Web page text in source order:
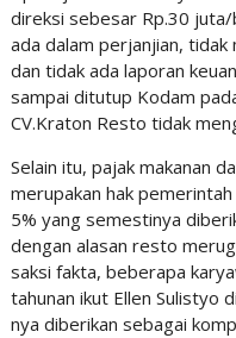
direksi sebesar Rp.30 juta/
ada dalam perjanjian, tidak
dan tidak ada laporan
sampai ditutup Kodam
CV.Kraton Resto tidak
Selain itu, pajak makanan
merupakan hak
5% yang semestinya
dengan alasan resto
saksi fakta, beberapa
tahunan ikut Ellen Sulistyo
nya diberikan sebagai